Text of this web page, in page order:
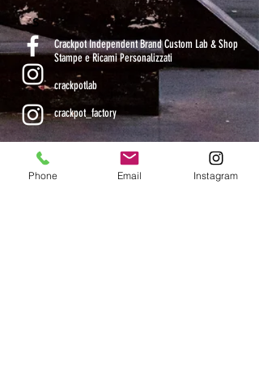
S
Crackpot Independent Brand Custom Lab & Shop
Stampe e Ricami Personalizzati
crackpotlab
crackpot_factory
ORARI DI APERTURA
Phone Email Instagram